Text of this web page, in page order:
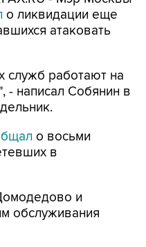
о ликвидации еще
атаковать
служб работают на
- написал Собянин в
о восьми
в
и
обслуживания